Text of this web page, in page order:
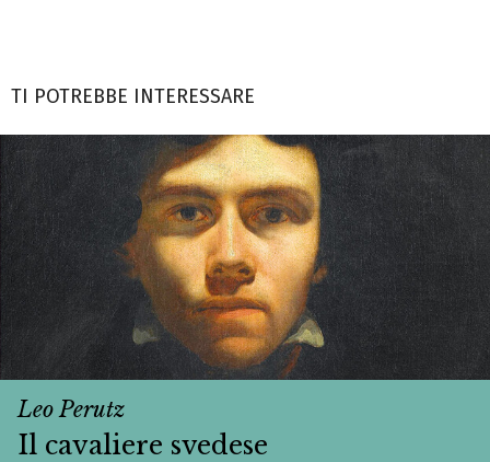
TI POTREBBE INTERESSARE
Leo Perutz
Il cavaliere svedese